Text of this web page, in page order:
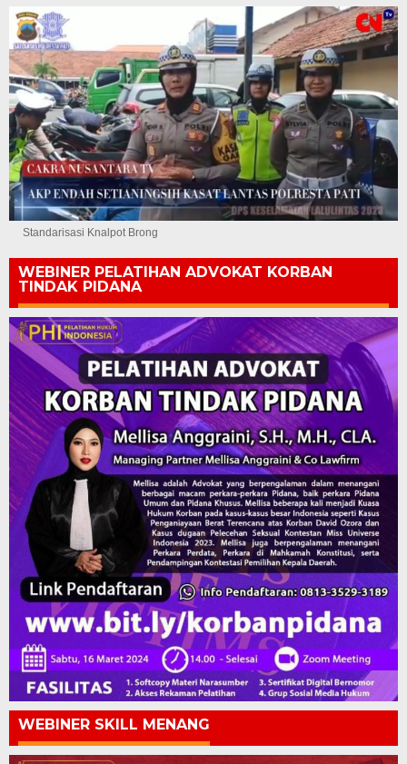
Standarisasi Knalpot Brong
WEBINER PELATIHAN ADVOKAT KORBAN
TINDAK PIDANA
WEBINER SKILL MENANG